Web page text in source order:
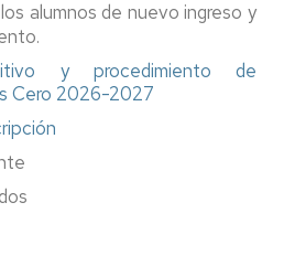
alumnos de nuevo ingreso y
y procedimiento de
Cero 2026-2027